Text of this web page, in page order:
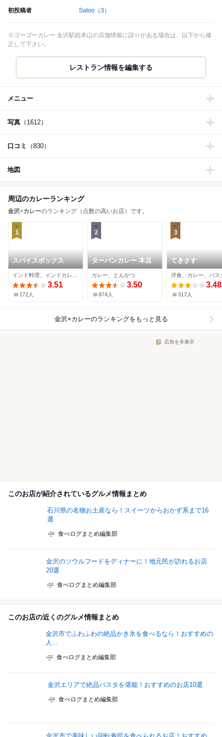
初投稿者 Satoo （3）
※ゴーゴーカレー 金沢駅総本山の店舗情報に誤りがある場合は、以下から修
正して下さい。
レストラン情報を編集する
メニュー
写真 （1612）
口コミ （830）
地図
周辺のカレーランキング
金沢×カレーのランキング（点数の高いお店）です。
1
スパイスボックス
3.51
172人
2
ターバンカレー 本店
カレー、とんかつ
3.50
874人
3
てきさす
洋食、カレー、パス
3.48
317人
金沢×カレーのランキングをもっと見る
広告を非表示
このお店が紹介されているグルメ情報まとめ
石川県の名物お土産なら！スイーツからおかず系まで16
選
食べログまとめ編集部
金沢のソウルフードをディナーに！地元民が訪れるお店
20選
食べログまとめ編集部
このお店の近くのグルメ情報まとめ
金沢市でふわふわの絶品かき氷を食べるなら！おすすめの
人...
食べログまとめ編集部
金沢エリアで絶品パスタを堪能！おすすめのお店10選
食べログまとめ編集部